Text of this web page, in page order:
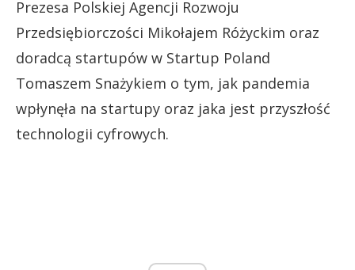
Prezesa Polskiej Agencji Rozwoju
Przedsiębiorczości Mikołajem Różyckim oraz
doradcą startupów w Startup Poland
Tomaszem Snażykiem o tym, jak pandemia
wpłynęła na startupy oraz jaka jest przyszłość
technologii cyfrowych.